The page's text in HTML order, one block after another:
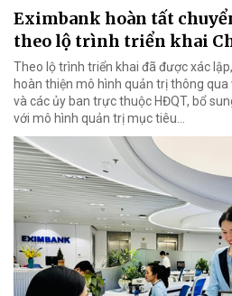
Eximbank hoàn tất
theo lộ trình triển khai
Theo lộ trình triển khai đã được xác
hoàn thiện mô hình quản trị thông qua
và các ủy ban trực thuộc HĐQT, bổ
với mô hình quản trị mục tiêu...